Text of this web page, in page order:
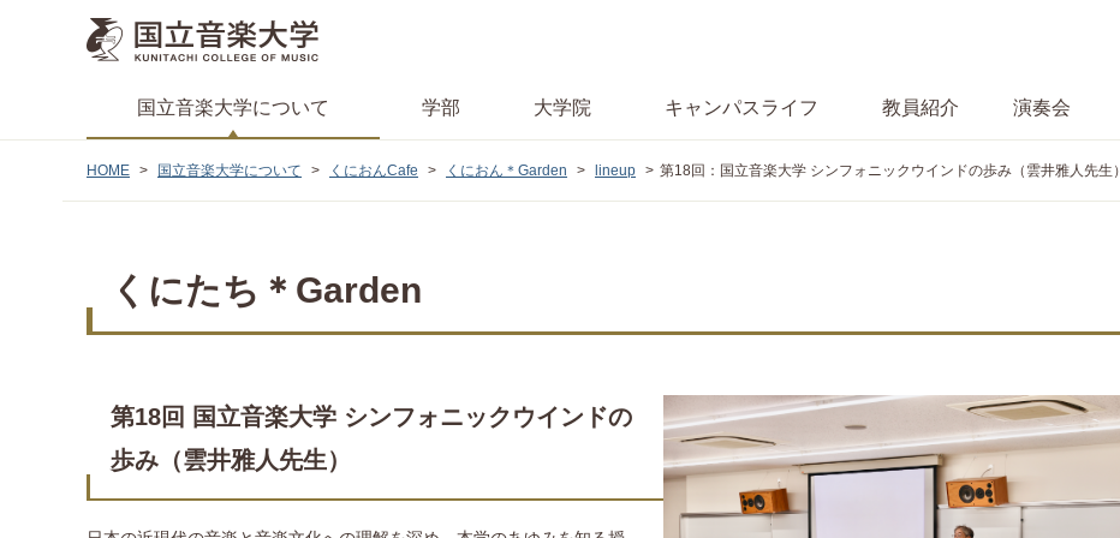
国立音楽大学について 学部 大学院 キャンパスライフ 教員紹介 演奏会
HOME 国立音楽大学について くにおんCafe くにおん＊Garden lineup 第18回：国立音楽大学 シンフォニックウインドの歩み（雲井雅人先生）
くにたち＊Garden
第18回 国立音楽大学 シンフォニックウインドの
歩み（雲井雅人先生）